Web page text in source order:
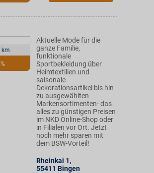
km
Aktuelle Mode für die
ganze Familie,
funktionale
Sportbekleidung über
Heimtextilien und
saisonale
Dekorationsartikel bis hin
zu ausgewählten
Markensortimenten- das
alles zu günstigen Preisen
im NKD Online-Shop oder
in Filialen vor Ort. Jetzt
noch mehr sparen mit
dem BSW-Vorteil!
Rheinkai 1,
55411 Bingen